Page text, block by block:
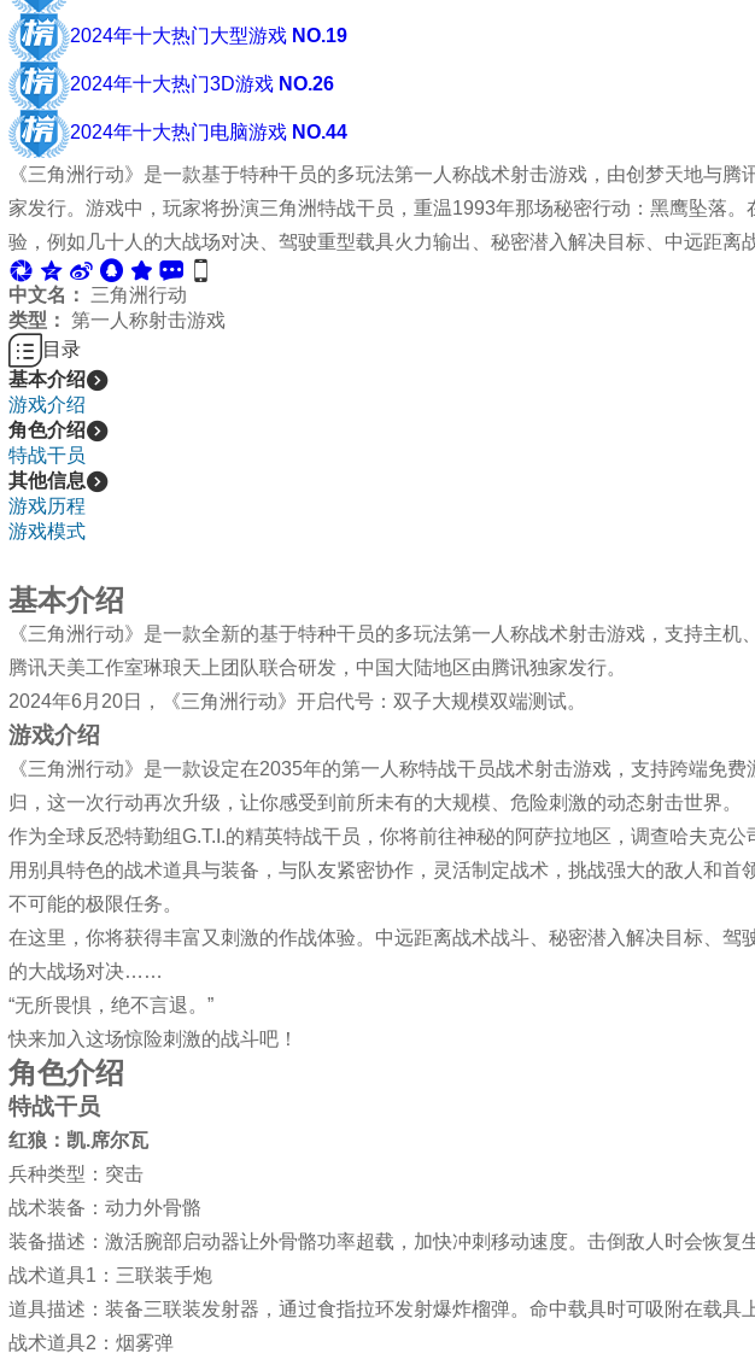
2024年十大热门大型游戏 NO.19
2024年十大热门3D游戏 NO.26
2024年十大热门电脑游戏 NO.44
《三角洲行动》是一款基于特种干员的多玩法第一人称战术射击游戏，由创梦天地与
家发行。游戏中，玩家将扮演三角洲特战干员，重温1993年那场秘密行动：黑鹰坠落
验，例如几十人的大战场对决、驾驶重型载具火力输出、秘密潜入解决目标、中远距离
中文名：
三角洲行动
类型： 第一人称射击游戏
目录
基本介绍
游戏介绍
角色介绍
特战干员
其他信息
游戏历程
游戏模式
基本介绍
《三角洲行动》是一款全新的基于特种干员的多玩法第一人称战术射击游戏，支持主
腾讯天美工作室琳琅天上团队联合研发，中国大陆地区由腾讯独家发行。
2024年6月20日，《三角洲行动》开启代号：双子大规模双端测试。
游戏介绍
《三角洲行动》是一款设定在2035年的第一人称特战干员战术射击游戏，支持跨端免
归，这一次行动再次升级，让你感受到前所未有的大规模、危险刺激的动态射击世界。
作为全球反恐特勤组G.T.I.的精英特战干员，你将前往神秘的阿萨拉地区，调查哈夫克
用别具特色的战术道具与装备，与队友紧密协作，灵活制定战术，挑战强大的敌人和
不可能的极限任务。
在这里，你将获得丰富又刺激的作战体验。中远距离战术战斗、秘密潜入解决目标、驾
的大战场对决……
“无所畏惧，绝不言退。”
快来加入这场惊险刺激的战斗吧！
角色介绍
特战干员
红狼：凯.席尔瓦
兵种类型：突击
战术装备：动力外骨骼
装备描述：激活腕部启动器让外骨骼功率超载，加快冲刺移动速度。击倒敌人时会恢复
战术道具1：三联装手炮
道具描述：装备三联装发射器，通过食指拉环发射爆炸榴弹。命中载具时可吸附在载具上
战术道具2：烟雾弹